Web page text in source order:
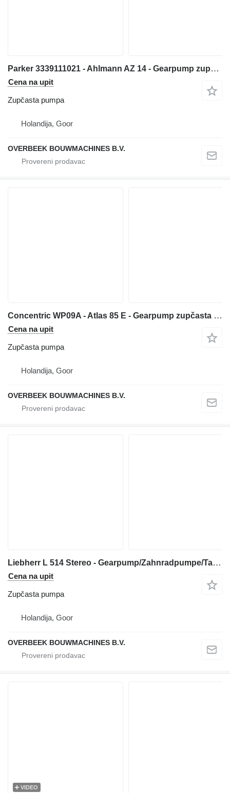
Parker 3339111021 - Ahlmann AZ 14 - Gearpump zupčasta pumpa za prednjeg utovarivača
Cena na upit
Zupčasta pumpa
Holandija, Goor
OVERBEEK BOUWMACHINES B.V.
Concentric WP09A - Atlas 85 E - Gearpump zupčasta pumpa za prednjeg utovarivača
Cena na upit
Zupčasta pumpa
Holandija, Goor
OVERBEEK BOUWMACHINES B.V.
Liebherr L 514 Stereo - Gearpump/Zahnradpumpe/Tandwielpomp zupčasta pumpa za prednjeg utovarivača
Cena na upit
Zupčasta pumpa
Holandija, Goor
OVERBEEK BOUWMACHINES B.V.
VIDEO